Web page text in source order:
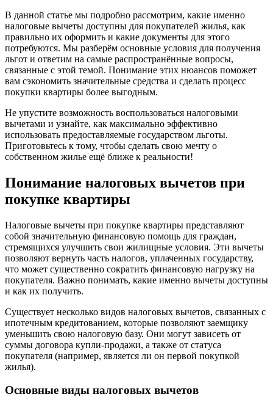
В данной статье мы подробно рассмотрим, какие именно
налоговые вычеты доступны для покупателей жилья, как
правильно их оформить и какие документы для этого
потребуются. Мы разберём основные условия для получения
льгот и ответим на самые распространённые вопросы,
связанные с этой темой. Понимание этих нюансов поможет
вам сэкономить значительные средства и сделать процесс
покупки квартиры более выгодным.
Не упустите возможность воспользоваться налоговыми
вычетами и узнайте, как максимально эффективно
использовать предоставляемые государством льготы.
Приготовьтесь к тому, чтобы сделать свою мечту о
собственном жилье ещё ближе к реальности!
Понимание налоговых вычетов при
покупке квартиры
Налоговые вычеты при покупке квартиры представляют
собой значительную финансовую помощь для граждан,
стремящихся улучшить свои жилищные условия. Эти вычеты
позволяют вернуть часть налогов, уплаченных государству,
что может существенно сократить финансовую нагрузку на
покупателя. Важно понимать, какие именно вычеты доступны
и как их получить.
Существует несколько видов налоговых вычетов, связанных с
ипотечным кредитованием, которые позволяют заемщику
уменьшить свою налоговую базу. Они могут зависеть от
суммы договора купли-продажи, а также от статуса
покупателя (например, является ли он первой покупкой
жилья).
Основные виды налоговых вычетов